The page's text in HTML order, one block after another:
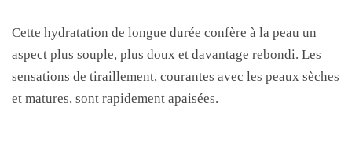
Cette hydratation de longue durée confère à la peau un
aspect plus souple, plus doux et davantage rebondi. Les
sensations de tiraillement, courantes avec les peaux sèches
et matures, sont rapidement apaisées.